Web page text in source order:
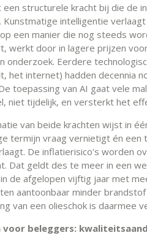
een structurele kracht bij die de
intelligentie
een manier die nog steeds
werkt door in lagere prijzen
onderzoek. Eerdere
het internet) hadden decennia
toepassing van AI gaat vele
niet tijdelijk, en versterkt het
van beide krachten wijst in
termijn vraag vernietigt én
De inflatierisico's worden
Dat geldt des te meer in een
de afgelopen vijftig jaar met
aantoonbaar minder
van een olieschok is daarmee
voor beleggers: